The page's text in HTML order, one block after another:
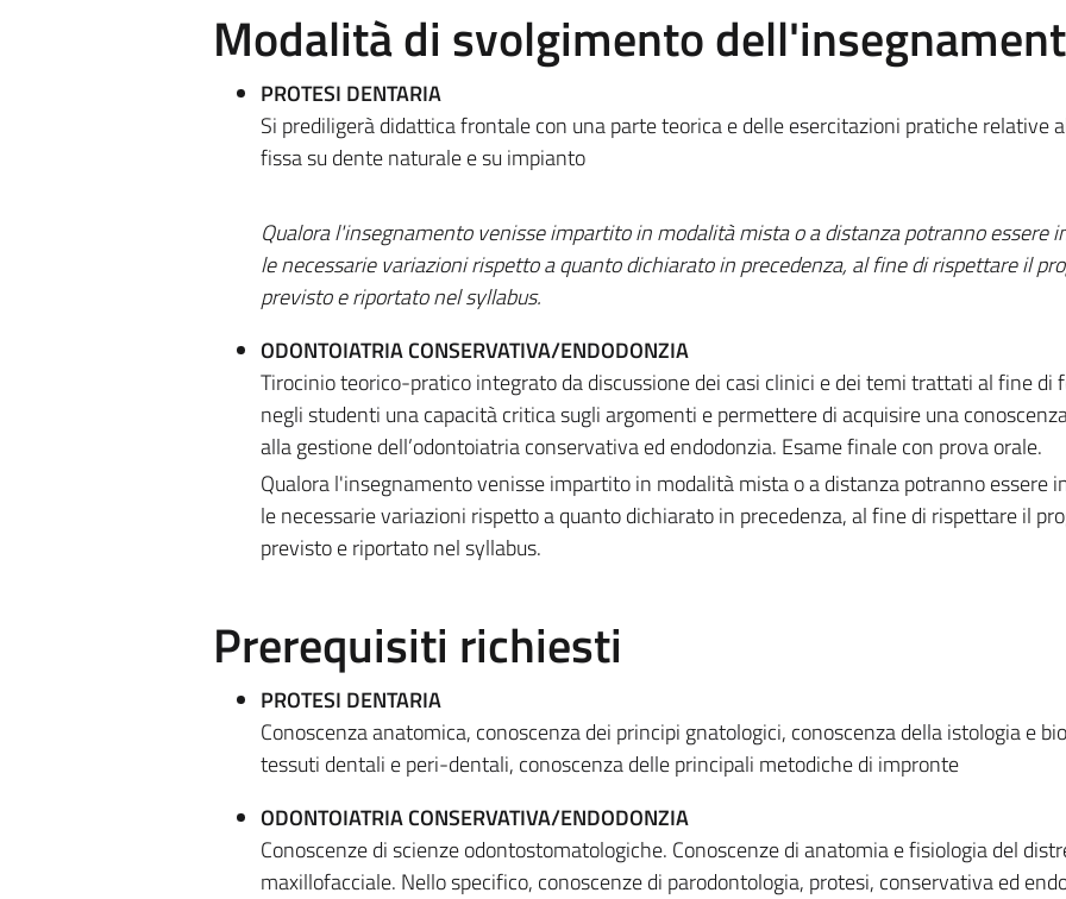
Modalità di svolgimento
PROTESI DENTARIA
Si prediligerà didattica frontale con una parte teorica e delle esercitazioni pratiche relative
fissa su dente naturale e su impianto
Qualora l'insegnamento venisse impartito in modalità mista o a distanza potranno essere
le necessarie variazioni rispetto a quanto dichiarato in precedenza, al fine di rispettare il
previsto e riportato nel syllabus.
ODONTOIATRIA CONSERVATIVA/ENDODONZIA
Tirocinio teorico-pratico integrato da discussione dei casi clinici e dei temi trattati al fine di
negli studenti una capacità critica sugli argomenti e permettere di acquisire una
alla gestione dell’odontoiatria conservativa ed endodonzia. Esame finale con prova orale.
Qualora l'insegnamento venisse impartito in modalità mista o a distanza potranno essere
le necessarie variazioni rispetto a quanto dichiarato in precedenza, al fine di rispettare il
previsto e riportato nel syllabus.
Prerequisiti richiesti
PROTESI DENTARIA
Conoscenza anatomica, conoscenza dei principi gnatologici, conoscenza della istologia e
tessuti dentali e peri-dentali, conoscenza delle principali metodiche di impronte
ODONTOIATRIA CONSERVATIVA/ENDODONZIA
Conoscenze di scienze odontostomatologiche. Conoscenze di anatomia e fisiologia del
maxillofacciale. Nello specifico, conoscenze di parodontologia, protesi, conservativa ed